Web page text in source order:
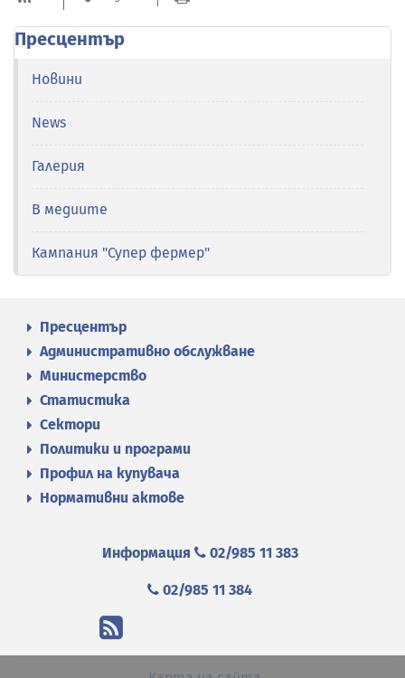
Пресцентър
Новини
News
Галерия
В медиите
Кампания "Супер фермер"
Пресцентър
Административно обслужване
Министерство
Статистика
Сектори
Политики и програми
Профил на купувача
Нормативни актове
Информация 02/985 11 383
02/985 11 384